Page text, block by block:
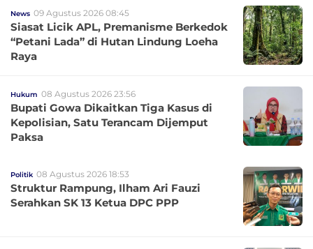
News 09 Agustus 2026 08:45
Siasat Licik APL, Premanisme Berkedok
“Petani Lada” di Hutan Lindung Loeha
Raya
Hukum 08 Agustus 2026 23:56
Bupati Gowa Dikaitkan Tiga Kasus di
Kepolisian, Satu Terancam Dijemput
Paksa
Politik 08 Agustus 2026 18:53
Struktur Rampung, Ilham Ari Fauzi
Serahkan SK 13 Ketua DPC PPP